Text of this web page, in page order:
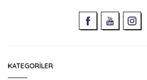
KATEGORILER